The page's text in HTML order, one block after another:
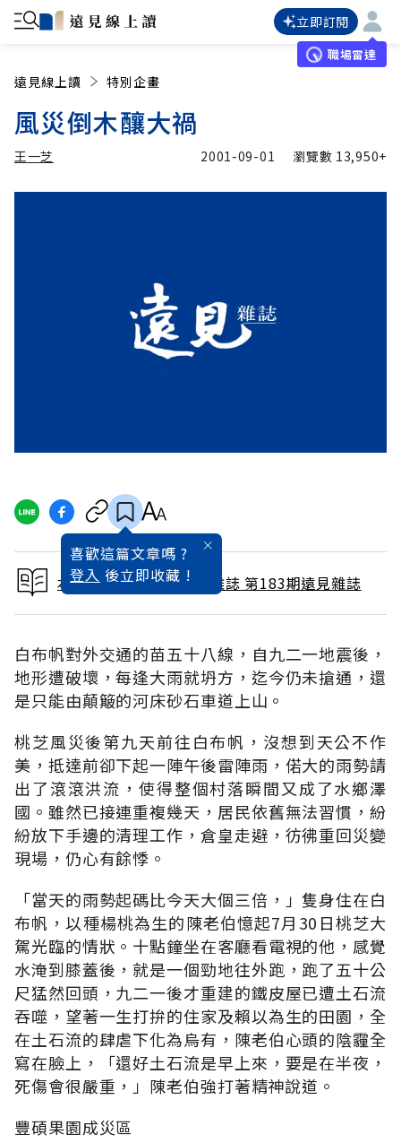
立即訂閱
職場雷達
遠見線上讀 特別企畫
風災倒木釀大禍
王一芝 2001-09-01 瀏覽數 13,950+
喜歡這篇文章嗎 ?
登入 後立即收藏 !
本文出自 2001 / 9月號雜誌 第183期遠見雜誌
白布帆對外交通的苗五十八線，自九二一地震後，
地形遭破壞，每逢大雨就坍方，迄今仍未搶通，還
是只能由顛簸的河床砂石車道上山。
桃芝風災後第九天前往白布帆，沒想到天公不作
美，抵達前卻下起一陣午後雷陣雨，偌大的雨勢請
出了滾滾洪流，使得整個村落瞬間又成了水鄉澤
國。雖然已接連重複幾天，居民依舊無法習慣，紛
紛放下手邊的清理工作，倉皇走避，彷彿重回災變
現場，仍心有餘悸。
「當天的雨勢起碼比今天大個三倍，」隻身住在白
布帆，以種楊桃為生的陳老伯憶起7月30日桃芝大
駕光臨的情狀。十點鐘坐在客廳看電視的他，感覺
水淹到膝蓋後，就是一個勁地往外跑，跑了五十公
尺猛然回頭，九二一後才重建的鐵皮屋已遭土石流
吞噬，望著一生打拚的住家及賴以為生的田園，全
在土石流的肆虐下化為烏有，陳老伯心頭的陰霾全
寫在臉上，「還好土石流是早上來，要是在半夜，
死傷會很嚴重，」陳老伯強打著精神說道。
豐碩果園成災區